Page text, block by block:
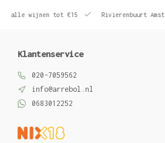
wijnen tot €15 Rivierenbuurt Amsterdam
Klantenservice
020-7059562
info@arrebol.nl
0683012252